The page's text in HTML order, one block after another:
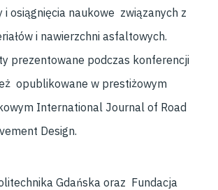
i osiągnięcia naukowe związanych z
i nawierzchni asfaltowych.
prezentowane podczas konferencji
opublikowane w prestiżowym
International Journal of Road
Design.
Gdańska oraz Fundacja